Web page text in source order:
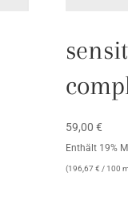
59,00 €
Enthält 19%
(196,67 € / 100